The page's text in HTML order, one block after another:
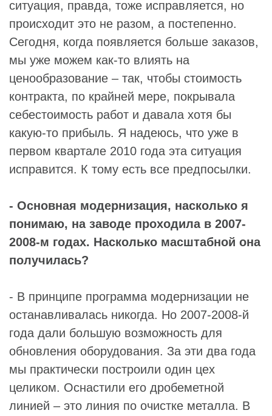
ситуация, правда, тоже исправляется, но
происходит это не разом, а постепенно.
Сегодня, когда появляется больше заказов,
мы уже можем как-то влиять на
ценообразование – так, чтобы стоимость
контракта, по крайней мере, покрывала
себестоимость работ и давала хотя бы
какую-то прибыль. Я надеюсь, что уже в
первом квартале 2010 года эта ситуация
исправится. К тому есть все предпосылки.
- Основная модернизация, насколько я
понимаю, на заводе проходила в 2007-
2008-м годах. Насколько масштабной она
получилась?
- В принципе программа модернизации не
останавливалась никогда. Но 2007-2008-й
года дали большую возможность для
обновления оборудования. За эти два года
мы практически построили один цех
целиком. Оснастили его дробеметной
линией – это линия по очистке металла. В